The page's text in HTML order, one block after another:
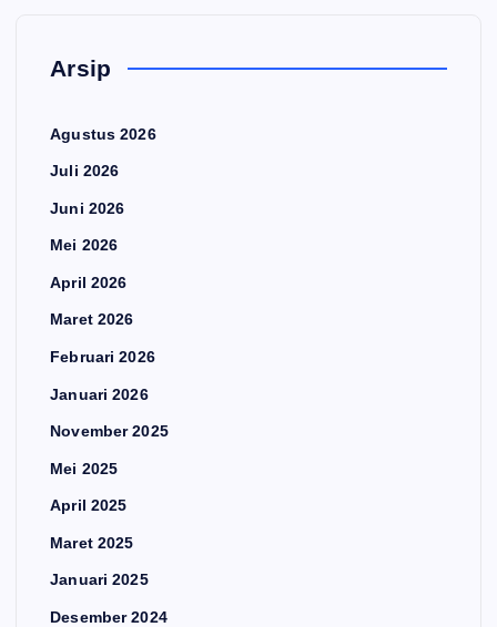
Arsip
Agustus 2026
Juli 2026
Juni 2026
Mei 2026
April 2026
Maret 2026
Februari 2026
Januari 2026
November 2025
Mei 2025
April 2025
Maret 2025
Januari 2025
Desember 2024